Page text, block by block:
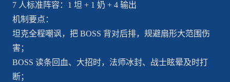
7 人标准阵容：1 坦 + 1 奶 + 4 输出
机制要点：
坦克全程嘲讽，把 BOSS 背对后排，规避扇形大范围伤
害；
BOSS 读条回血、大招时，法师冰封、战士眩晕及时打
断；